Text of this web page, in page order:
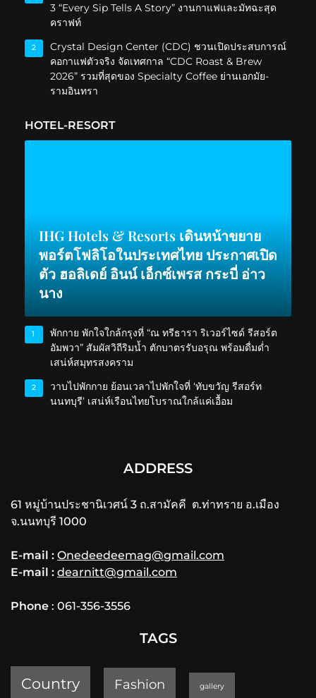
3 “Every Sip Tells A Story” งานกาแฟและมัทฉะสุด
คราฟท์
2
Crystal Design Center (CDC) ชวนเปิดประสบการณ์
คอกาแฟตัวจริง จัดเทศกาล “CDC Roast & Brew
2026” รวมที่สุดของ Specialty Coffee ย่านเอกมัย-
รามอินทรา
HOTEL-RESORT
IHG Hotels & Resorts เดินหน้าขยาย
พอร์ตโฟลิโอในประเทศไทย ประกาศเปิด
ตัว ฮอลิเดย์ อินน์ เอ็กซ์เพรส กระบี่ อ่าว
นาง
1
พักกาย พักใจใกล้กรุงที่ “ณ ทรีธารา ริเวอร์ไซด์ รีสอร์ต
อัมพวา” สัมผัสวิถีริมน้ำ ตักบาตรรับอรุณ พร้อมดื่มด่ำ
เสน่ห์สมุทรสงคราม
2
วาบไปพักกาย ย้อนเวลาไปพักใจที่ ‘ทับขวัญ รีสอร์ท
นนทบุรี’ เสน่ห์เรือนไทยโบราณใกล้แค่เอื้อม
ADDRESS
61 หมู่บ้านประชานิเวศน์ 3 ถ.สามัคคี ต.ท่าทราย อ.เมือง
จ.นนทบุรี 1000
E-mail : Onedeedeemag@gmail.com
E-mail : dearnitt@gmail.com
Phone : 061-356-3556
TAGS
Country Fashion gallery